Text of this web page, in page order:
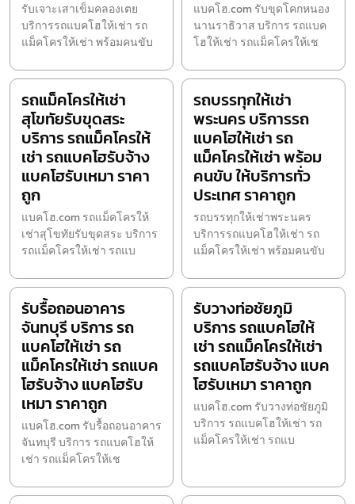
รับเจาะเสาเข็มคลองเตย
บริการรถแบคโฮให้เช่า รถ
แม็คโครให้เช่า พร้อมคนขับ
แบคโฮ.com รับขุดโคกหนอง
นานราธิวาส บริการ รถแบค
โฮให้เช่า รถแม็คโครให้เช
รถแม็คโครให้เช่า
สุโขทัยรับขุดสระ
บริการ รถแม็คโครให้
เช่า รถแบคโฮรับจ้าง
แบคโฮรับเหมา ราคา
ถูก
แบคโฮ.com รถแม็คโครให้
เช่าสุโขทัยรับขุดสระ บริการ
รถแม็คโครให้เช่า รถแบ
รถบรรทุกให้เช่า
พระนคร บริการรถ
แบคโฮให้เช่า รถ
แม็คโครให้เช่า พร้อม
คนขับ ให้บริการทั่ว
ประเทศ ราคาถูก
รถบรรทุกให้เช่าพระนคร
บริการรถแบคโฮให้เช่า รถ
แม็คโครให้เช่า พร้อมคนขับ
รับรื้อถอนอาคาร
จันทบุรี บริการ รถ
แบคโฮให้เช่า รถ
แม็คโครให้เช่า รถแบค
โฮรับจ้าง แบคโฮรับ
เหมา ราคาถูก
แบคโฮ.com รับรื้อถอนอาคาร
จันทบุรี บริการ รถแบคโฮให้
เช่า รถแม็คโครให้เช
รับวางท่อชัยภูมิ
บริการ รถแบคโฮให้
เช่า รถแม็คโครให้เช่า
รถแบคโฮรับจ้าง แบค
โฮรับเหมา ราคาถูก
แบคโฮ.com รับวางท่อชัยภูมิ
บริการ รถแบคโฮให้เช่า รถ
แม็คโครให้เช่า รถแบ